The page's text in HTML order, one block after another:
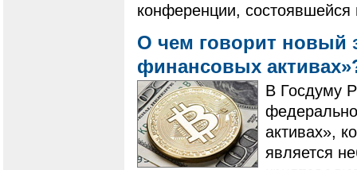
конференции, состоявшейся
О чем говорит новый
финансовых
В Госдуму
активах»,
является